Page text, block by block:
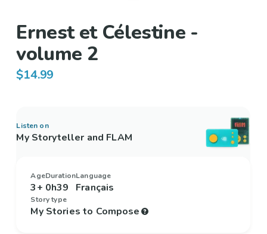
Ernest et Célestine -
volume 2
$14.99
Listen on
My Storyteller and FLAM
Age
3+
Duration
0h39
Language
Français
Story type
My Stories to Compose